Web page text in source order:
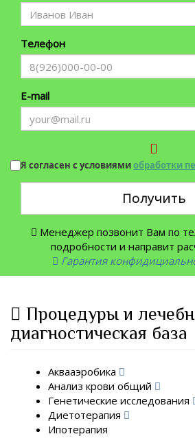
Телефон
E-mail
Я согласен с условиямиобработки
Получить
Менеджер позвонит Вам по
подробности и направит
Гарантия
Процедуры и
диагностическая база
Аквааэробика
Анализ крови общий
Генетические исследования
Диетотерапия
Ипотерапия